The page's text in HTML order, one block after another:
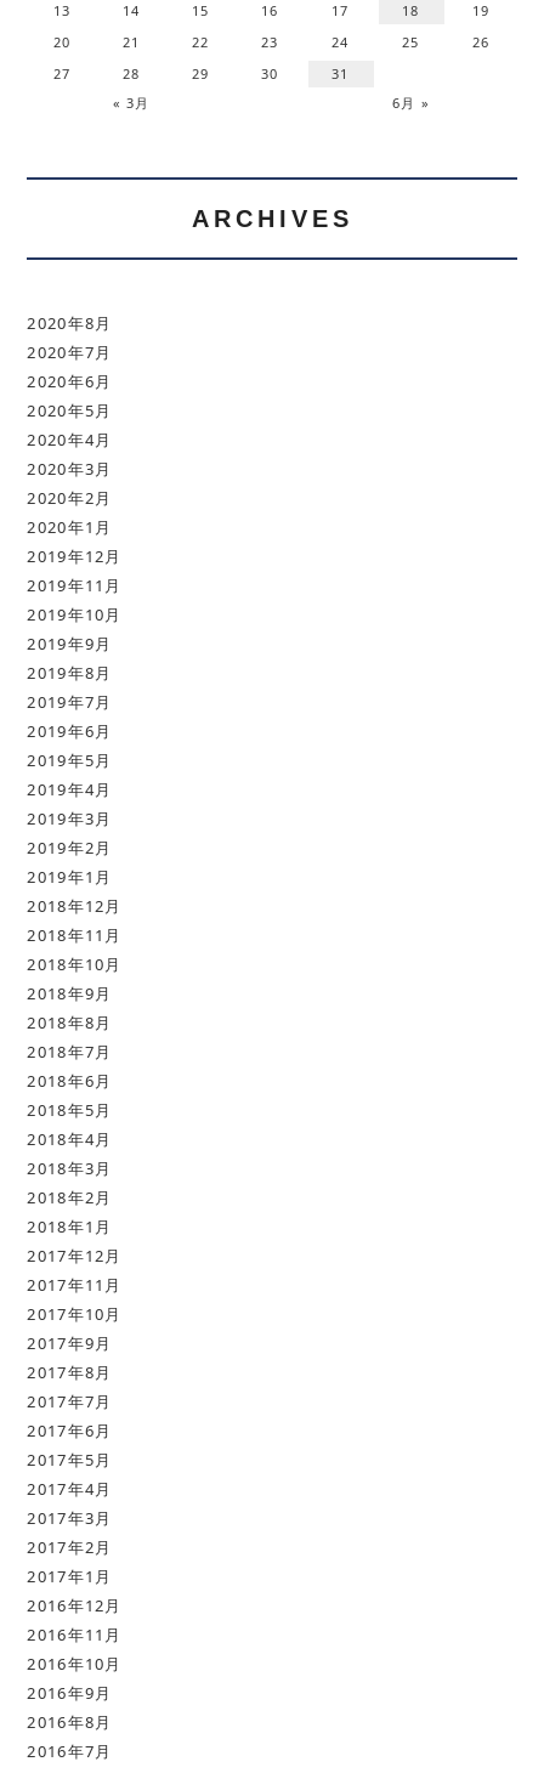
« 3月 6月 »
13
14 15 16 17 18
19
20
21 22 23 24 25
26
27
28 29 30 31
ARCHIVES
2020年8月
2020年7月
2020年6月
2020年5月
2020年4月
2020年3月
2020年2月
2020年1月
2019年12月
2019年11月
2019年10月
2019年9月
2019年8月
2019年7月
2019年6月
2019年5月
2019年4月
2019年3月
2019年2月
2019年1月
2018年12月
2018年11月
2018年10月
2018年9月
2018年8月
2018年7月
2018年6月
2018年5月
2018年4月
2018年3月
2018年2月
2018年1月
2017年12月
2017年11月
2017年10月
2017年9月
2017年8月
2017年7月
2017年6月
2017年5月
2017年4月
2017年3月
2017年2月
2017年1月
2016年12月
2016年11月
2016年10月
2016年9月
2016年8月
2016年7月